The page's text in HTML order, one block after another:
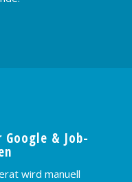
& Job-
wird manuell